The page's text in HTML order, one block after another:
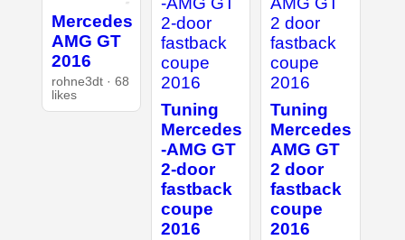
Mercedes
AMG GT
2016
rohne3dt · 68
likes
Tuning
Mercedes
-AMG GT
2-door
fastback
coupe
2016
Tuning
Mercedes
AMG GT
2 door
fastback
coupe
2016